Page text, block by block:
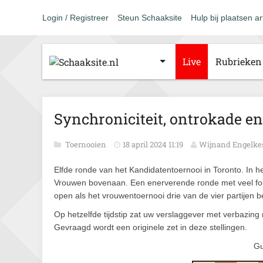
Login / Registreer Steun Schaaksite Hulp bij plaatsen
Live Rubrieken
Synchroniciteit, ontrokade
Toernooien 18 april 2024 11:19 Wijnand
Elfde ronde van het Kandidatentoernooi in Toronto. In
Vrouwen bovenaan. Een enerverende ronde met veel
open als het vrouwentoernooi drie van de vier partijen
Op hetzelfde tijdstip zat uw verslaggever met
Gevraagd wordt een originele zet in deze stellingen.